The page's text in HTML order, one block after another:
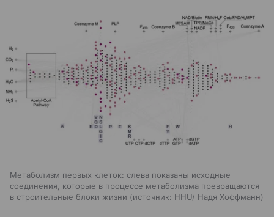
Метаболизм первых клеток: слева показаны исходные
соединения, которые в процессе метаболизма превращаются
в строительные блоки жизни
источник: HHU/ Надя Хоффманн